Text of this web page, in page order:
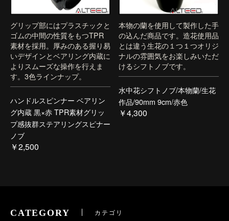
グリップ部にはプラスチックと
ゴムの中間の性質をもつTPR
素材を採用。厚みのある握り易
いデザインとベアリング内蔵に
よりスムーズな操作を行えま
す。3色ラインナップ。
ハンドルスピンナー ベアリン
グ内蔵 黒×赤 TPR素材グリッ
プ感抜群ステアリングスピナー
ノブ
￥2,500
本物の蘭を使用して製作した手
の込んだ商品です。造花使用品
とは違う生花の１つ１つオリジ
ナルの雰囲気をお楽しみいただ
けるシフトノブです。
水中花シフトノブ/本物蘭/生花
作品/90mm 9cm/赤色
￥4,300
CATEGORY カテゴリ